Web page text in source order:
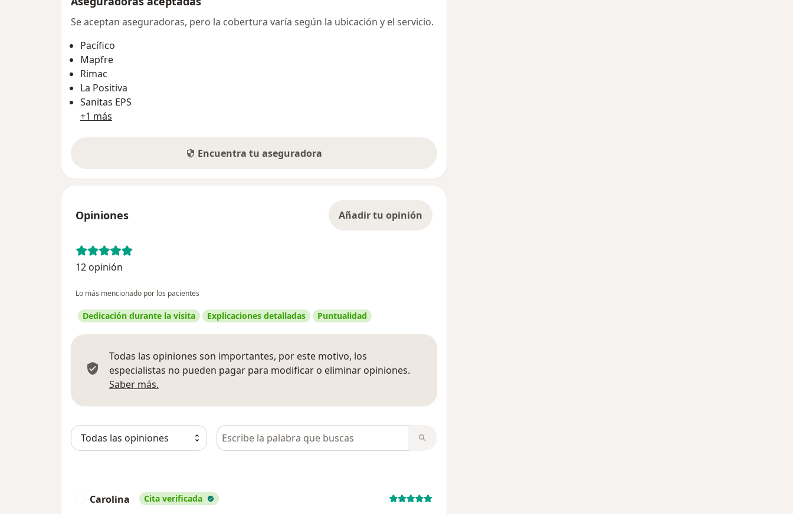
Se aceptan aseguradoras, pero la cobertura varía según la ubicación y el servicio.
Pacífico
Mapfre
Rimac
La Positiva
Sanitas EPS
+1 más
Encuentra tu aseguradora
Opiniones Añadir tu opinión
12 opinión
Lo más mencionado por los pacientes
Dedicación durante la visita Explicaciones detalladas Puntualidad
Todas las opiniones son importantes, por este motivo, los
especialistas no pueden pagar para modificar o eliminar opiniones.
Saber más.
Busca en opiniones
Carolina Cita verificada